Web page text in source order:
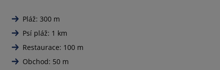
Pláž: 300 m
Psí pláž: 1 km
Restaurace: 100 m
Obchod: 50 m